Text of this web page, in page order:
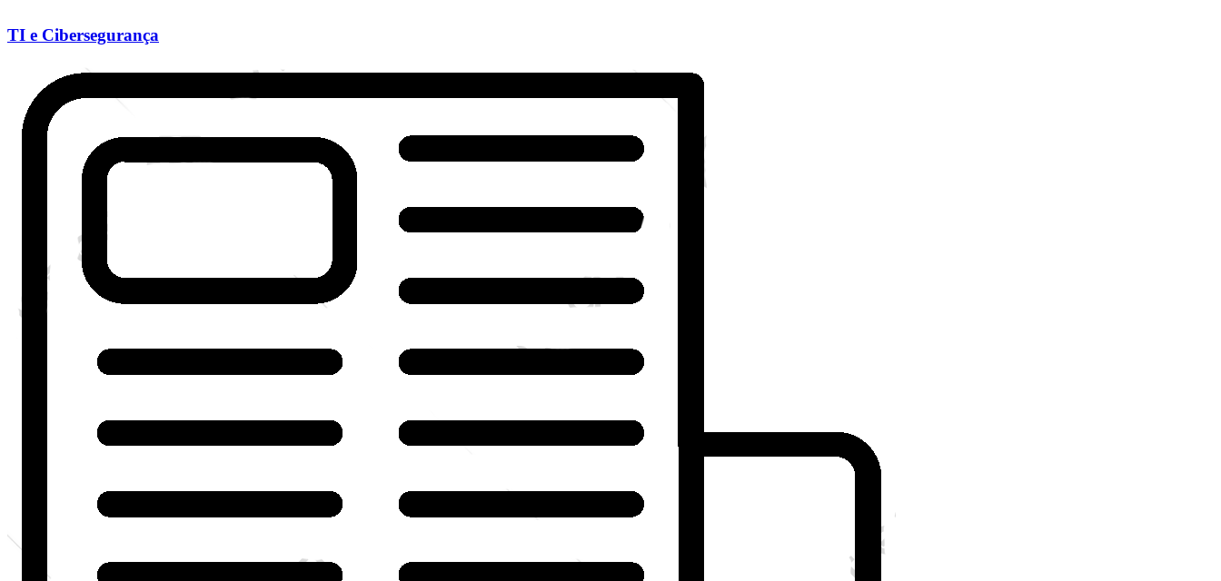
TI e Cibersegurança